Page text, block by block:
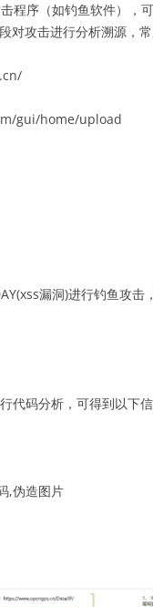
程序（如钓鱼软件），
对攻击进行分析溯源，
gui/home/upload
漏洞)进行钓鱼攻击
码分析，可得到以下
,伪造图片